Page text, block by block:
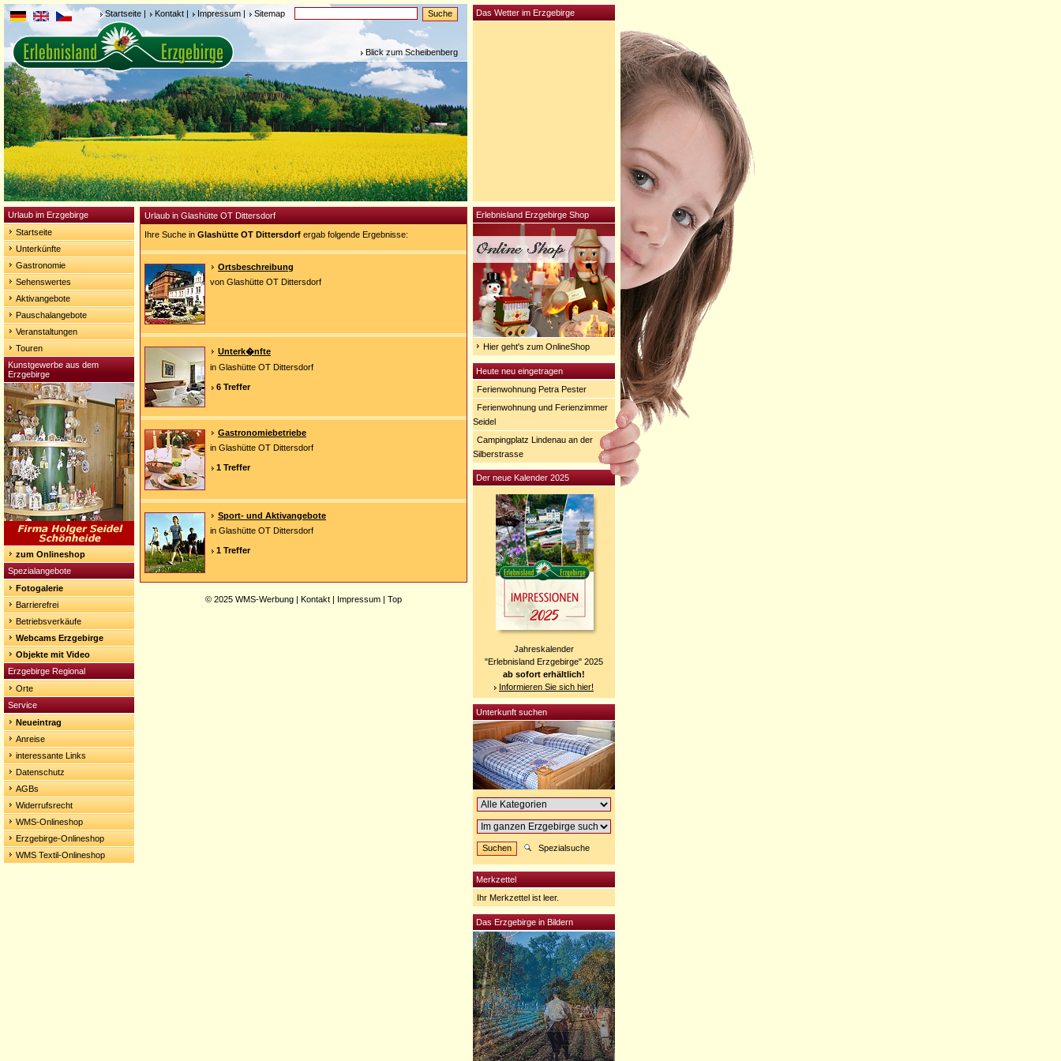
Startseite | Kontakt | Impressum | Sitemap
Blick zum Scheibenberg
Urlaub im Erzgebirge
Startseite
Unterkünfte
Gastronomie
Sehenswertes
Aktivangebote
Pauschalangebote
Veranstaltungen
Touren
Kunstgewerbe aus dem
Erzgebirge
zum Onlineshop
Spezialangebote
Fotogalerie
Barrierefrei
Betriebsverkäufe
Webcams Erzgebirge
Objekte mit Video
Erzgebirge Regional
Orte
Service
Neueintrag
Anreise
interessante Links
Datenschutz
AGBs
Widerrufsrecht
WMS-Onlineshop
Erzgebirge-Onlineshop
WMS Textil-Onlineshop
Urlaub in Glashütte OT Dittersdorf
Ihre Suche in Glashütte OT Dittersdorf ergab folgende Ergebnisse:
Ortsbeschreibung
von Glashütte OT Dittersdorf
Unterk�nfte
in Glashütte OT Dittersdorf
6 Treffer
Gastronomiebetriebe
in Glashütte OT Dittersdorf
1 Treffer
Sport- und Aktivangebote
in Glashütte OT Dittersdorf
1 Treffer
© 2025 WMS-Werbung | Kontakt | Impressum | Top
Erlebnisland Erzgebirge Shop
Hier geht's zum OnlineShop
Heute neu eingetragen
Ferienwohnung Petra Pester
Ferienwohnung und Ferienzimmer
Seidel
Campingplatz Lindenau an der
Silberstrasse
Der neue Kalender 2025
Jahreskalender
"Erlebnisland Erzgebirge" 2025
ab sofort erhältlich!
Informieren Sie sich hier!
Unterkunft suchen
Spezialsuche
Merkzettel
Ihr Merkzettel ist leer.
Das Erzgebirge in Bildern
Das Wetter im Erzgebirge